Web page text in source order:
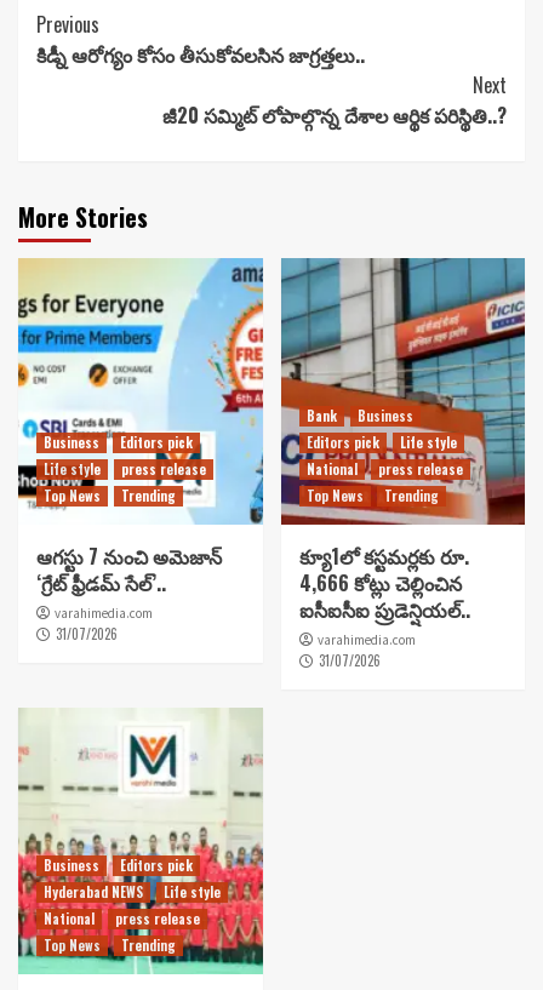
Continue
Reading
Previous
కిడ్నీ ఆరోగ్యం కోసం తీసుకోవలసిన జాగ్రత్తలు..
Next
జీ20 సమ్మిట్ లోపాల్గొన్న దేశాల ఆర్థిక పరిస్థితి..?
More Stories
Business
Editors pick
Life style
press release
Top News
Trending
ఆగస్టు 7 నుంచి అమెజాన్
‘గ్రేట్ ఫ్రీడమ్ సేల్’..
varahimedia.com
31/07/2026
Bank
Business
Editors pick
Life style
National
press release
Top News
Trending
క్యూ1లో కస్టమర్లకు రూ.
4,666 కోట్లు చెల్లించిన
ఐసీఐసీఐ ప్రుడెన్షియల్..
varahimedia.com
31/07/2026
Business
Editors pick
Hyderabad NEWS
Life style
National
press release
Top News
Trending